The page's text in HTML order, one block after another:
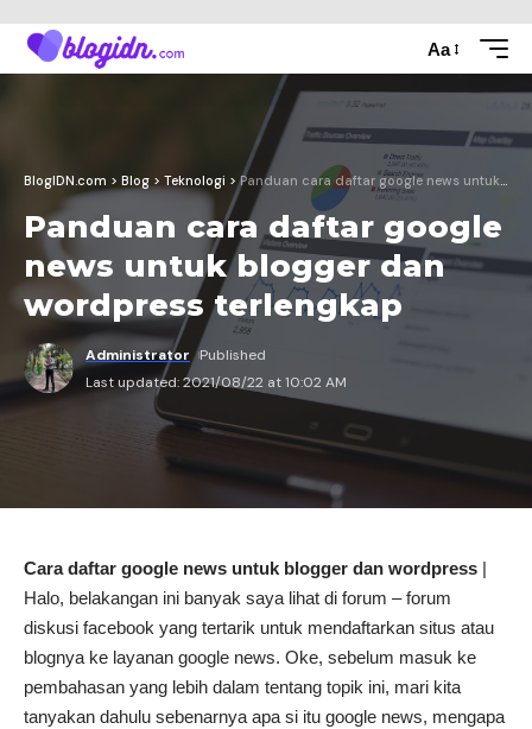
Aa
BlogIDN.com > Blog > Teknologi >Panduan cara daftar google news untuk blogger dan wordpress terlengkap
Panduan cara daftar google
news untuk blogger dan
wordpress terlengkap
Last updated: 2021/08/22 at 10:02 AM
Administrator Published
Cara daftar google news untuk blogger dan wordpress |
Halo, belakangan ini banyak saya lihat di forum – forum
diskusi facebook yang tertarik untuk mendaftarkan situs atau
blognya ke layanan google news. Oke, sebelum masuk ke
pembahasan yang lebih dalam tentang topik ini, mari kita
tanyakan dahulu sebenarnya apa si itu google news, mengapa